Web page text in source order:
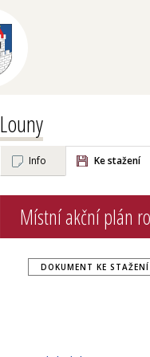
Louny
Info Ke stažení
Místní akční plán
DOKUMENT KE